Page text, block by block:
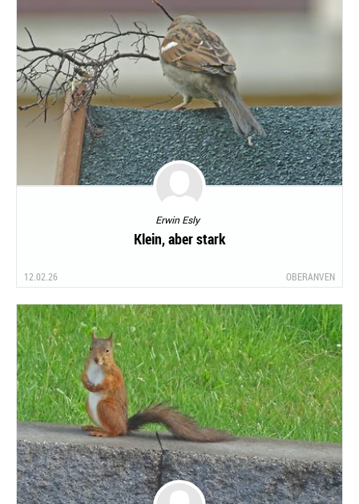
Erwin Esly
Klein, aber stark
12.02.26 OBERANVEN